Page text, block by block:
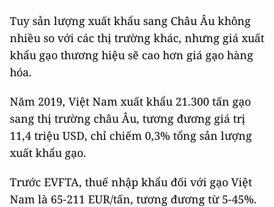
Tuy sản lượng xuất khẩu sang Châu Âu không
nhiều so với các thị trường khác, nhưng giá xuất
khẩu gạo thương hiệu sẽ cao hơn giá gạo hàng
hóa.
Năm 2019, Việt Nam xuất khẩu 21.300 tấn gạo
sang thị trường châu Âu, tương đương giá trị
11,4 triệu USD, chỉ chiếm 0,3% tổng sản lượng
xuất khẩu gạo.
Trước EVFTA, thuế nhập khẩu đối với gạo Việt
Nam là 65-211 EUR/tấn, tương đương từ 5-45%.